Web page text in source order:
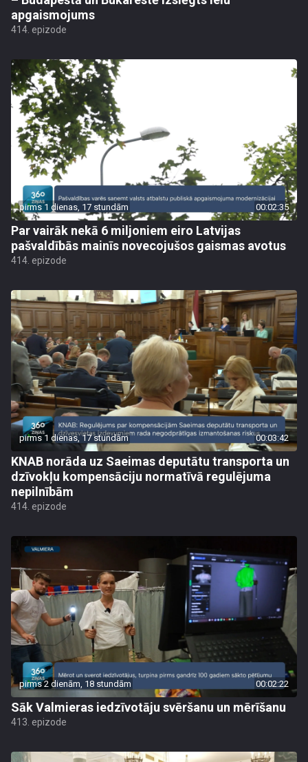
apgaismojums
414. epizode
pirms 1 dienas, 17 stundām 00:02:35
Par vairāk nekā 6 miljoniem eiro Latvijas
pašvaldībās mainīs novecojušos gaismas avotus
414. epizode
pirms 1 dienas, 17 stundām 00:03:42
KNAB norāda uz Saeimas deputātu transporta un
dzīvokļu kompensāciju normatīvā regulējuma
nepilnībām
414. epizode
pirms 2 dienām, 18 stundām 00:02:22
Sāk Valmieras iedzīvotāju svēršanu un mērīšanu
413. epizode